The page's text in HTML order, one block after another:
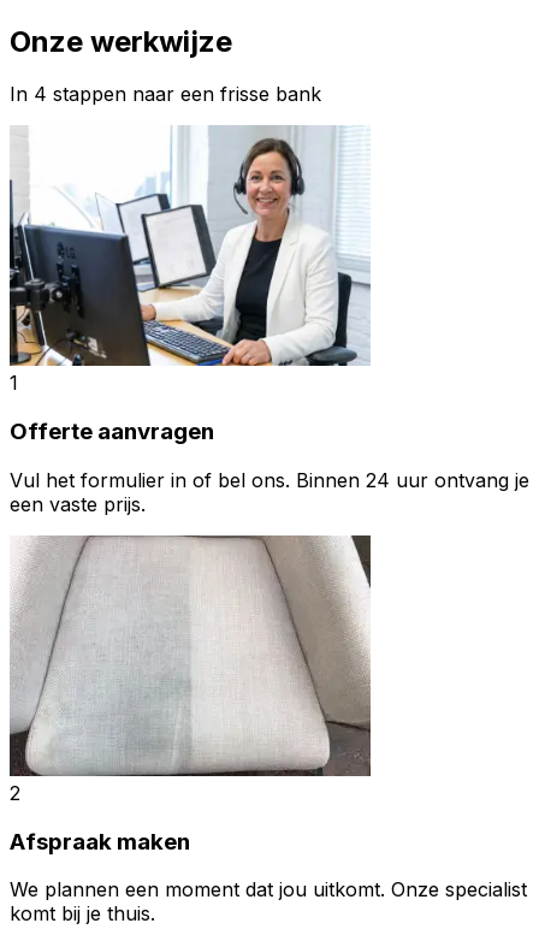
Onze werkwijze
In 4 stappen naar een frisse bank
1
Offerte aanvragen
Vul het formulier in of bel ons. Binnen 24 uur ontvang je
een vaste prijs.
2
Afspraak maken
We plannen een moment dat jou uitkomt. Onze specialist
komt bij je thuis.